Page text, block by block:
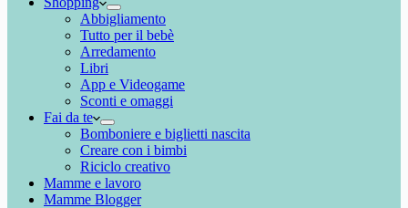
Abbigliamento
Tutto per il bebè
Arredamento
Libri
App e Videogame
Sconti e omaggi
Fai da te
Bomboniere e biglietti nascita
Creare con i bimbi
Riciclo creativo
Mamme e lavoro
Mamme Blogger